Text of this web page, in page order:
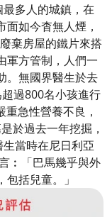
多人的城鎮，在
如今杳無人煙，
棄房屋的鐵片來搭
軍方管制，人們一
。無國界醫生於去
過800名小孩進行
急性營養不良，
於過去一年挖掘，
當時在尼日利亞
︰「巴馬幾乎與外
括兒童。」